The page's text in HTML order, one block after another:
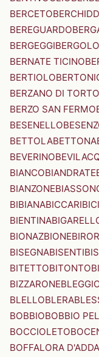
BERCETO
BEREGUARDO
BERGEGGIBERGOLO
BERNATE TICINO
BERTIOLO
BERZANO DI
BERZO SAN FERMO
BESENELLO
BETTOLABETTONA
BEVERINO
BIANCOBIANDRATE
BIANZONE
BIBIANABICCARI
BIENTINA
BIONAZBIONE
BISEGNABISENTI
BITETTOBITONTO
BIZZARONE
BLELLOBLERA
BOBBIOBOBBIO
BOCCIOLETO
BOFFALORA D'ADDA